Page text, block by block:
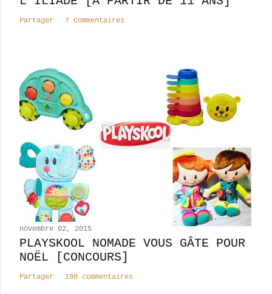
i
Partager 7 commentaires
novembre 02, 2015
PLAYSKOOL NOMADE VOUS GÂTE POUR
NOËL [CONCOURS]
Partager 198 commentaires